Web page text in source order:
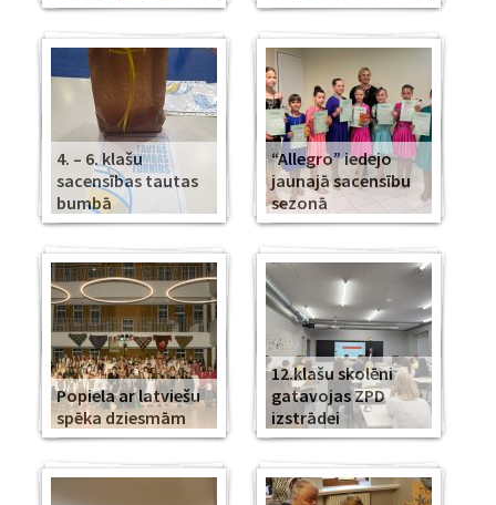
4. – 6. klašu
sacensības tautas
bumbā
“Allegro” iedejo
jaunajā sacensību
sezonā
Popiela ar latviešu
spēka dziesmām
12.klašu skolēni
gatavojas ZPD
izstrādei